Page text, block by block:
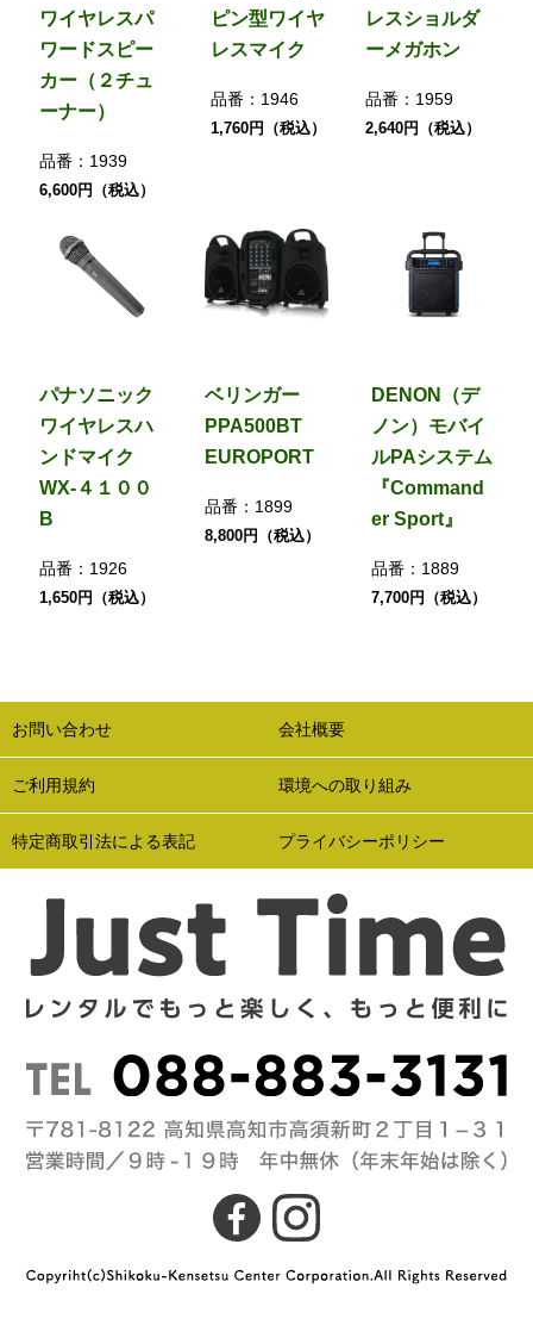
ワイヤレスパ
ワードスピー
カー（２チュ
ーナー）
品番： 1939
6,600円（税込）
ピン型ワイヤ
レスマイク
品番： 1946
1,760円（税込）
レスショルダ
ーメガホン
品番： 1959
2,640円（税込）
パナソニック
ワイヤレスハ
ンドマイク
WX-４１００
B
品番： 1926
1,650円（税込）
ベリンガー
PPA500BT
EUROPORT
品番： 1899
8,800円（税込）
DENON（デ
ノン）モバイ
ルPAシステム
『Command
er Sport』
品番： 1889
7,700円（税込）
お問い合わせ 会社概要
ご利用規約 環境への取り組み
特定商取引法による表記 プライバシーポリシー